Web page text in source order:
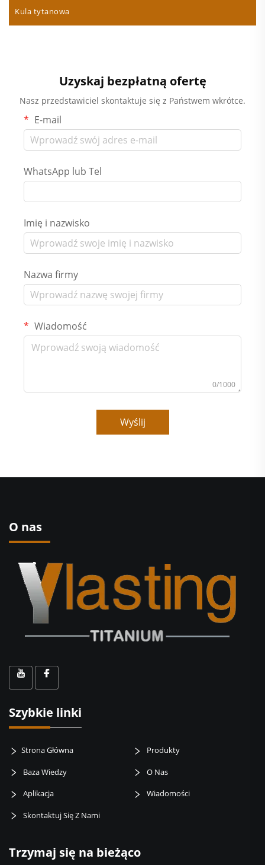
Kula tytanowa
Uzyskaj bezpłatną ofertę
Nasz przedstawiciel skontaktuje się z Państwem wkrótce.
E-mail
WhatsApp lub Tel
Imię i nazwisko
Nazwa firmy
Wiadomość
0/1000
Wyślij
O nas
Szybkie linki
Strona Główna Produkty
Baza Wiedzy O Nas
Aplikacja Wiadomości
Skontaktuj Się Z Nami
Trzymaj się na bieżąco